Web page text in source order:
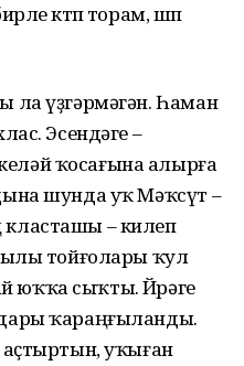
көтөп торам, өшөп
ла үҙгәрмәгән. Һаман
Эсендәге –
ҡосағына алырға
шунда уҡ Мәҡсүт –
– килеп
тойғолары ҡул
юҡҡа сыҡты. Йөрәге
ҡараңғыланды.
аҫтыртын, уҡыған